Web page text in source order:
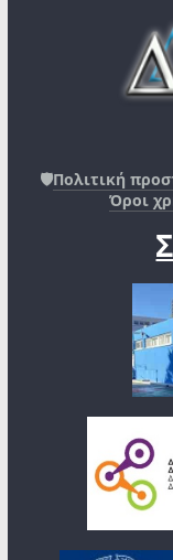
🛡️Πολιτική
Όροι